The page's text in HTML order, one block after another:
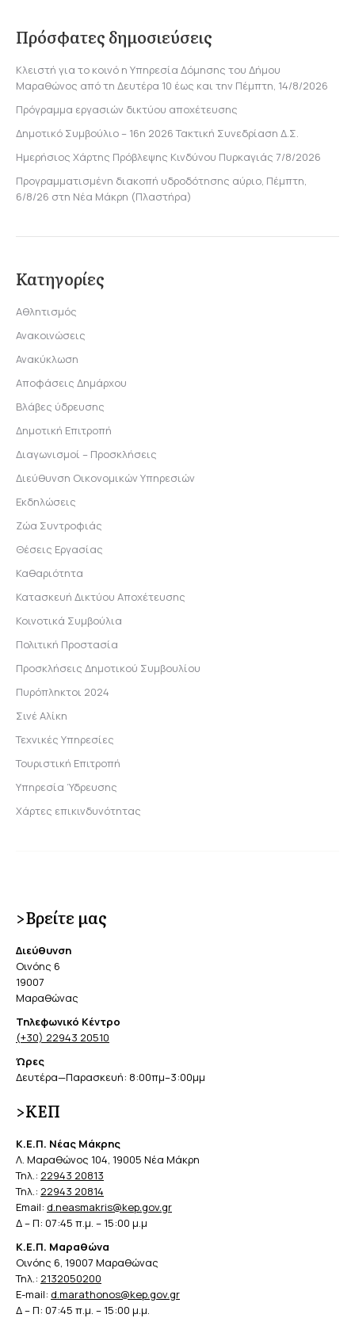
Πρόσφατες δημοσιεύσεις
Κλειστή για το κοινό η Υπηρεσία Δόμησης του Δήμου
Μαραθώνος από τη Δευτέρα 10 έως και την Πέμπτη, 14/8/2026
Πρόγραμμα εργασιών δικτύου αποχέτευσης
Δημοτικό Συμβούλιο – 16η 2026 Τακτική Συνεδρίαση Δ.Σ.
Ημερήσιος Χάρτης Πρόβλεψης Κινδύνου Πυρκαγιάς 7/8/2026
Προγραμματισμένη διακοπή υδροδότησης αύριο, Πέμπτη,
6/8/26 στη Νέα Μάκρη (Πλαστήρα)
Κατηγορίες
Αθλητισμός
Ανακοινώσεις
Ανακύκλωση
Αποφάσεις Δημάρχου
Βλάβες ύδρευσης
Δημοτική Επιτροπή
Διαγωνισμοί – Προσκλήσεις
Διεύθυνση Οικονομικών Υπηρεσιών
Εκδηλώσεις
Ζώα Συντροφιάς
Θέσεις Εργασίας
Καθαριότητα
Κατασκευή Δικτύου Αποχέτευσης
Κοινοτικά Συμβούλια
Πολιτική Προστασία
Προσκλήσεις Δημοτικού Συμβουλίου
Πυρόπληκτοι 2024
Σινέ Αλίκη
Τεχνικές Υπηρεσίες
Τουριστική Επιτροπή
Υπηρεσία Ύδρευσης
Χάρτες επικινδυνότητας
>Βρείτε μας
Διεύθυνση
Οινόης 6
19007
Μαραθώνας
Τηλεφωνικό Κέντρο
(+30) 22943 20510
Ώρες
Δευτέρα—Παρασκευή: 8:00πμ–3:00μμ
>ΚΕΠ
Κ.Ε.Π. Νέας Μάκρης
Λ. Μαραθώνος 104, 19005 Νέα Μάκρη
Τηλ.: 22943 20813
Τηλ.: 22943 20814
Email: d.neasmakris@kep.gov.gr
Δ – Π: 07:45 π.μ. – 15:00 μ.μ
Κ.Ε.Π. Μαραθώνα
Οινόης 6, 19007 Μαραθώνας
Τηλ.: 2132050200
E-mail: d.marathonos@kep.gov.gr
Δ – Π: 07:45 π.μ. – 15:00 μ.μ.